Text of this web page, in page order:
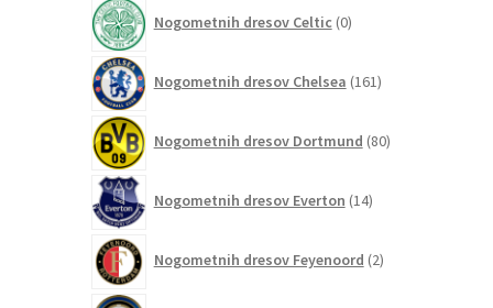
Nogometnih dresov Celtic 0izdelkov
Nogometnih dresov Chelsea 161izdelkov
Nogometnih dresov Dortmund 80izdelkov
Nogometnih dresov Everton 14izdelkov
Nogometnih dresov Feyenoord 2izdelka